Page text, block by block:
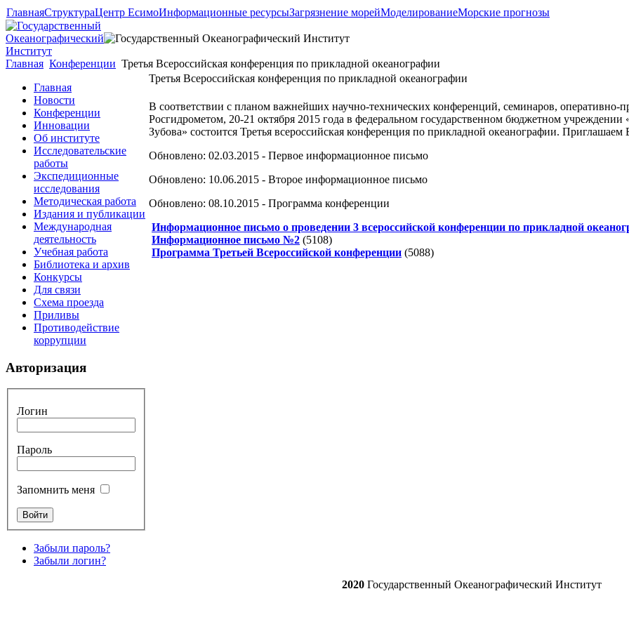
ГлавнаяСтруктураЦентр ЕсимоИнформационные ресурсыЗагрязнение морейМоделированиеМорские прогнозы
Главная Конференции Третья Всероссийская конференция по прикладной океанографии
Главная
Новости
Конференции
Инновации
Об институте
Исследовательские
работы
Экспедиционные
исследования
Методическая работа
Издания и публикации
Международная
деятельность
Учебная работа
Библиотека и архив
Конкурсы
Для связи
Схема проезда
Приливы
Противодействие
коррупции
Авторизация
Логин
Пароль
Запомнить меня
Забыли пароль?
Забыли логин?
Третья Всероссийская конференция по прикладной океанографии
В соответствии с планом важнейших научно-технических конференций, семинаров,
Росгидрометом, 20-21 октября 2015 года в федеральном государственном бюджетном
Зубова» состоится Третья всероссийская конференция по прикладной океанографии. Приглашаем
Обновлено: 02.03.2015 - Первое информационное письмо
Обновлено: 10.06.2015 - Второе информационное письмо
Обновлено: 08.10.2015 - Программа конференции
Информационное письмо о проведении 3 всероссийской конференции по прикладной
Информационное письмо №2 (5108)
Программа Третьей Всероссийской конференции (5088)
2020 Государственный Океанографический Институт